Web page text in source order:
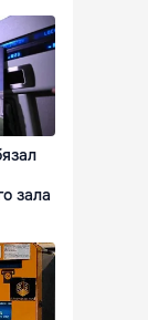
зала